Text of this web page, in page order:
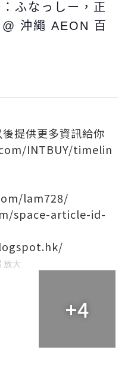
ふなっしー，正
沖繩 AEON 百
提供更多資訊給你
INTBUY/timelin
lam728/
space-article-id-
放大
+4